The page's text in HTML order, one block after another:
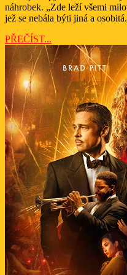
náhrobek. „Zde leží všemi
jež se nebála býti jiná a
PŘEČÍST...